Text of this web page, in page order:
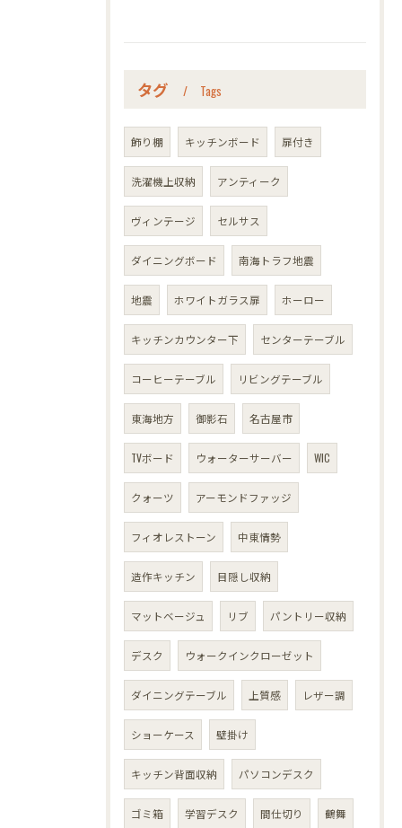
タグ Tags
飾り棚 キッチンボード 扉付き
洗濯機上収納 アンティーク
ヴィンテージ セルサス
ダイニングボード 南海トラフ地震
地震 ホワイトガラス扉 ホーロー
キッチンカウンター下 センターテーブル
コーヒーテーブル リビングテーブル
東海地方 御影石 名古屋市
TVボード ウォーターサーバー WIC
クォーツ アーモンドファッジ
フィオレストーン 中東情勢
造作キッチン 目隠し収納
マットベージュ リブ パントリー収納
デスク ウォークインクローゼット
ダイニングテーブル 上質感 レザー調
ショーケース 壁掛け
キッチン背面収納 パソコンデスク
ゴミ箱 学習デスク 間仕切り 鶴舞